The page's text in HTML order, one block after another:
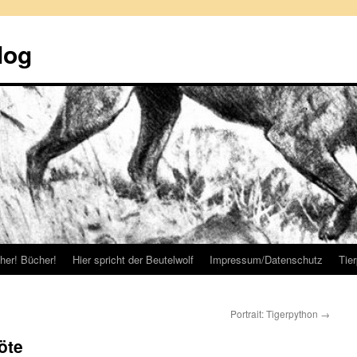
Bücher! Hier spricht der Beutelwolf Impressum/Datenschutz
Portrait: Tigerpython →